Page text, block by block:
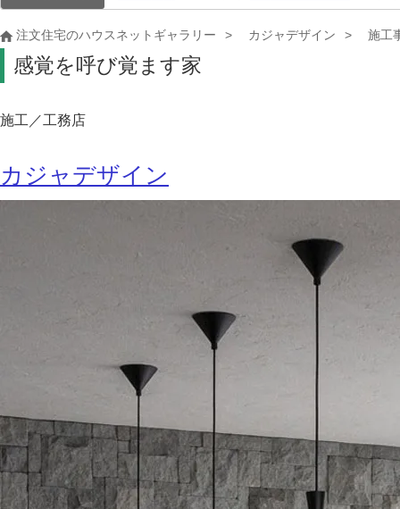
注文住宅のハウスネットギャラリー カジャデザイン 施工
感覚を呼び覚ます家
施工／工務店
カジャデザイン